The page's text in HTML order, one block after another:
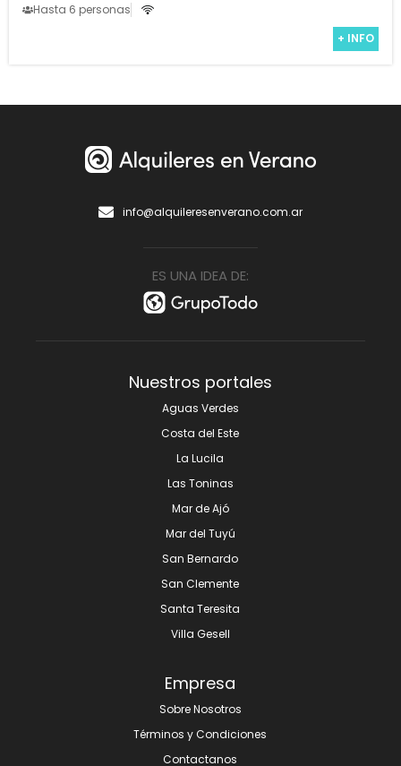
Hasta 6 personas
+ INFO
info@alquileresenverano.com.ar
ES UNA IDEA DE:
Nuestros portales
Aguas Verdes
Costa del Este
La Lucila
Las Toninas
Mar de Ajó
Mar del Tuyú
San Bernardo
San Clemente
Santa Teresita
Villa Gesell
Empresa
Sobre Nosotros
Términos y Condiciones
Contactanos